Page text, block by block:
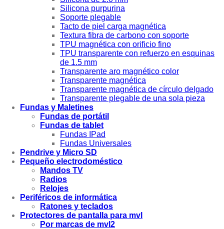
Silicona purpurina
Soporte plegable
Tacto de piel carga magnética
Textura fibra de carbono con soporte
TPU magnética con orificio fino
TPU transparente con refuerzo en esquinas
de 1.5 mm
Transparente aro magnético color
Transparente magnética
Transparente magnética de círculo delgado
Transparente plegable de una sola pieza
Fundas y Maletines
Fundas de portátil
Fundas de tablet
Fundas IPad
Fundas Universales
Pendrive y Micro SD
Pequeño electrodoméstico
Mandos TV
Radios
Relojes
Periféricos de informática
Ratones y teclados
Protectores de pantalla para mvl
Por marcas de mvl2